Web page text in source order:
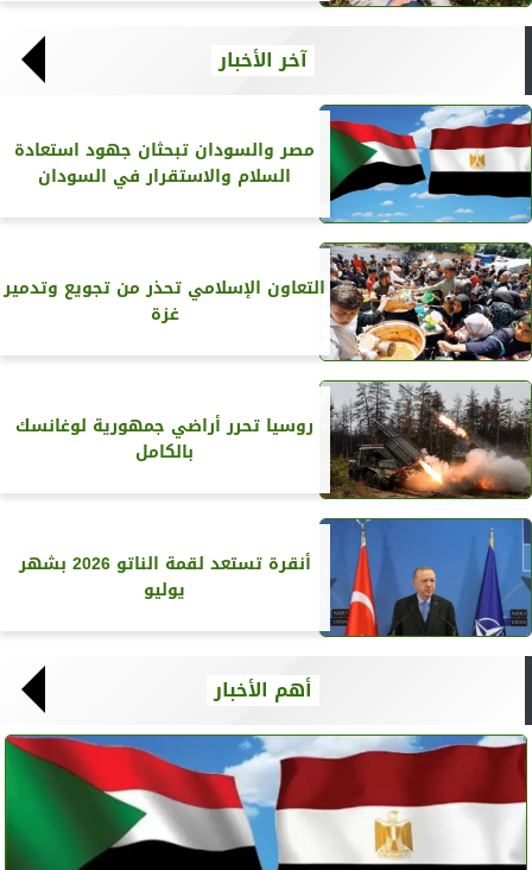
آخر الأخبار
مصر والسودان تبحثان جهود استعادة
السلام والاستقرار في السودان
التعاون الإسلامي تحذر من تجويع وتدمير
غزة
روسيا تحرر أراضي جمهورية لوغانسك
بالكامل
أنقرة تستعد لقمة الناتو 2026 بشهر
يوليو
أهم الأخبار